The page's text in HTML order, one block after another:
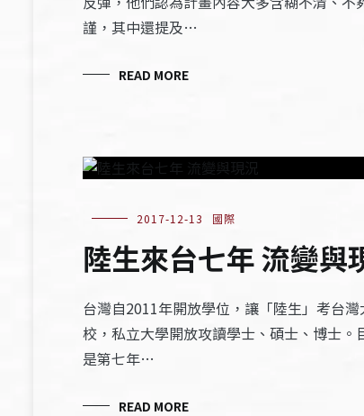
謹，其中還提及…
READ MORE
2017-12-13 國際
陸生來台七年 流變與
台灣自2011年開放學位，讓「陸生」考台
校，私立大學開放攻讀學士、碩士、博士。
是第七年…
READ MORE